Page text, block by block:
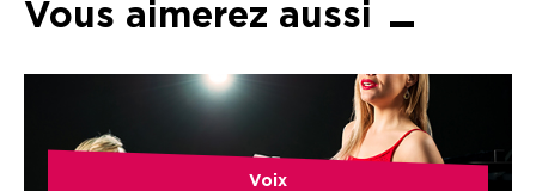
Vous aimerez aussi
Voix